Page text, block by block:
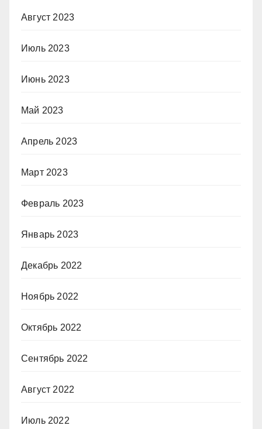
Август 2023
Июль 2023
Июнь 2023
Май 2023
Апрель 2023
Март 2023
Февраль 2023
Январь 2023
Декабрь 2022
Ноябрь 2022
Октябрь 2022
Сентябрь 2022
Август 2022
Июль 2022